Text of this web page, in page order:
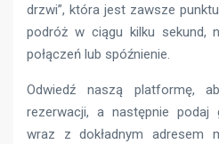
drzwi”, która jest zawsze
podróż w ciągu kilku sekund,
połączeń lub spóźnienie.
Odwiedź naszą platformę,
rezerwacji, a następnie podaj
wraz z dokładnym adresem